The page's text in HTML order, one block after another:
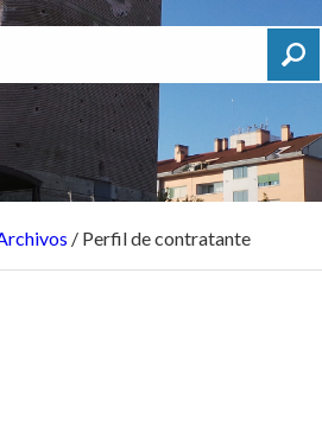
/ Perfil de contratante